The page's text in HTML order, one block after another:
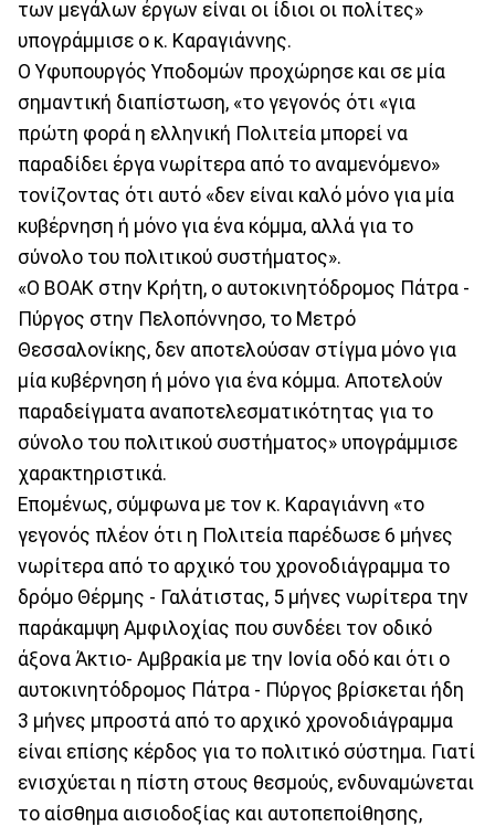
των μεγάλων έργων είναι οι ίδιοι οι πολίτες»
υπογράμμισε ο κ. Καραγιάννης.
Ο Υφυπουργός Υποδομών προχώρησε και σε μία
σημαντική διαπίστωση, «το γεγονός ότι «για
πρώτη φορά η ελληνική Πολιτεία μπορεί να
παραδίδει έργα νωρίτερα από το αναμενόμενο»
τονίζοντας ότι αυτό «δεν είναι καλό μόνο για μία
κυβέρνηση ή μόνο για ένα κόμμα, αλλά για το
σύνολο του πολιτικού συστήματος».
«Ο ΒΟΑΚ στην Κρήτη, ο αυτοκινητόδρομος Πάτρα -
Πύργος στην Πελοπόννησο, το Μετρό
Θεσσαλονίκης, δεν αποτελούσαν στίγμα μόνο για
μία κυβέρνηση ή μόνο για ένα κόμμα. Αποτελούν
παραδείγματα αναποτελεσματικότητας για το
σύνολο του πολιτικού συστήματος» υπογράμμισε
χαρακτηριστικά.
Επομένως, σύμφωνα με τον κ. Καραγιάννη «το
γεγονός πλέον ότι η Πολιτεία παρέδωσε 6 μήνες
νωρίτερα από το αρχικό του χρονοδιάγραμμα το
δρόμο Θέρμης - Γαλάτιστας, 5 μήνες νωρίτερα την
παράκαμψη Αμφιλοχίας που συνδέει τον οδικό
άξονα Άκτιο- Αμβρακία με την Ιονία οδό και ότι ο
αυτοκινητόδρομος Πάτρα - Πύργος βρίσκεται ήδη
3 μήνες μπροστά από το αρχικό χρονοδιάγραμμα
είναι επίσης κέρδος για το πολιτικό σύστημα. Γιατί
ενισχύεται η πίστη στους θεσμούς, ενδυναμώνεται
το αίσθημα αισιοδοξίας και αυτοπεποίθησης,